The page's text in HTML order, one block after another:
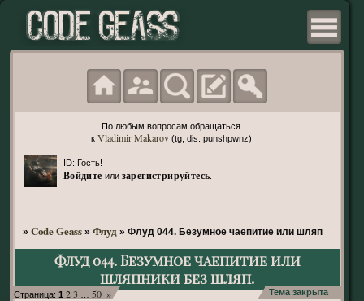
По любым вопросам обращаться
к Vladimir Makarov(tg, dis: punshpwnz)
ID: Гость!
Войдите или зарегистрируйтесь
» Code Geass » Флуд » Флуд 044. Безумное чаепитие или шляпники
Флуд 044. Безумное чаепитие или
шляпники без шляп.
Страница: 1 2 3 50 » Тема закрыта